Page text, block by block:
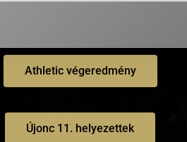
Athletic végeredmény
Újonc 11. helyezettek